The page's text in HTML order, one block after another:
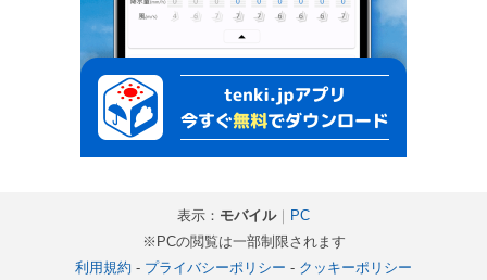
表示： モバイル｜ PC
※PCの閲覧は一部制限されます
利用規約 - プライバシーポリシー - クッキーポリシー